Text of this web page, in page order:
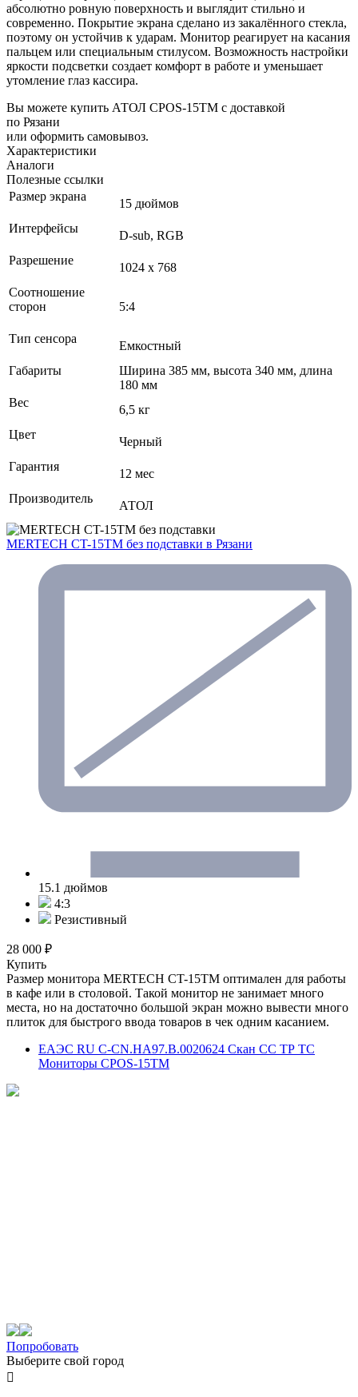
абсолютно ровную поверхность и выглядит стильно и
современно. Покрытие экрана сделано из закалённого стекла,
поэтому он устойчив к ударам. Монитор реагирует на касания
пальцем или специальным стилусом. Возможность настройки
яркости подсветки создает комфорт в работе и уменьшает
утомление глаз кассира.
Вы можете купить АТОЛ CPOS-15TM с доставкой
по Рязани
или оформить самовывоз.
Характеристики
Аналоги
Полезные ссылки
Размер экрана
15 дюймов
Интерфейсы
D-sub, RGB
Разрешение
1024 x 768
Соотношение
сторон
5:4
Тип сенсора
Емкостный
Габариты
Ширина 385 мм, высота 340 мм, длина
180 мм
Вес
6,5 кг
Цвет
Черный
Гарантия
12 мес
Производитель
АТОЛ
MERTECH CT-15ТM без подставки в Рязани
15.1 дюймов
4:3
Резистивный
28 000 ₽
Купить
Размер монитора MERTECH CT-15ТM оптимален для работы
в кафе или в столовой. Такой монитор не занимает много
места, но на достаточно большой экран можно вывести много
плиток для быстрого ввода товаров в чек одним касанием.
ЕАЭС RU С-CN.НА97.В.0020624 Скан СС ТР ТС
Мониторы CPOS-15TM
Попробовать
Выберите свой город
